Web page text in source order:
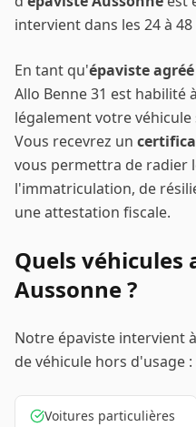
intervient dans les 24 à
En tant qu'épaviste agréé
Allo Benne 31 est habilité
légalement votre
Vous recevrez un
vous permettra de radier
l'immatriculation, de
une attestation fiscale.
Quels véhicules
Aussonne?
Notre épaviste intervient à
de véhicule hors d'usage :
Voitures particulières